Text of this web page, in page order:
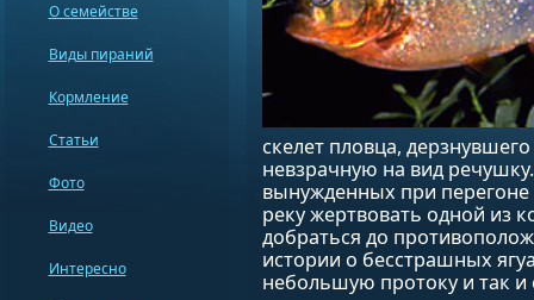
скелет пловца,
невзрачную на вид
вынужденных при
реку жертвовать одной из
добраться до
истории о бесстрашных
небольшую протоку и так и
О семействе
Виды пираний
Кормление
Статьи
Фото
Видео
Интересно